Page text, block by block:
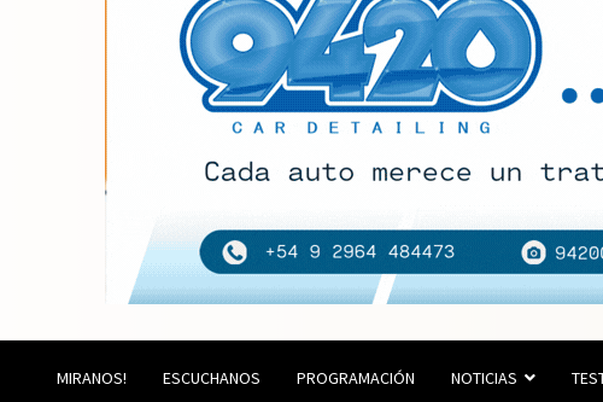
Estación del Siglo
MIRANOS! ESCUCHANOS PROGRAMACIÓN NOTICIAS